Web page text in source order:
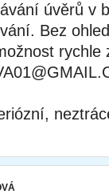
úvěrů v
Bez